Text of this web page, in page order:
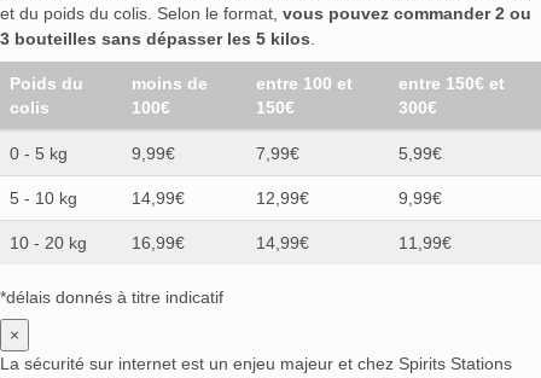
et du poids du colis. Selon le format, vous pouvez commander 2 ou
3 bouteilles sans dépasser les 5 kilos.
Poids du
colis
moins de
100€
entre 100 et
150€
entre 150€ et
300€
0 - 5 kg 9,99€ 7,99€ 5,99€
5 - 10 kg 14,99€ 12,99€ 9,99€
10 - 20 kg 16,99€ 14,99€ 11,99€
*délais donnés à titre indicatif
×
La sécurité sur internet est un enjeu majeur et chez Spirits Stations